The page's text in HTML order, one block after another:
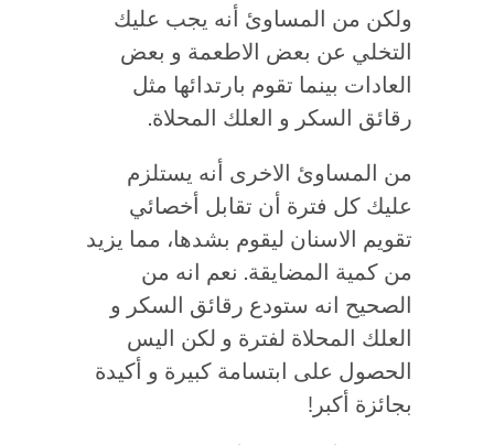
ولكن من المساوئ أنه يجب عليك
التخلي عن بعض الاطعمة و بعض
العادات بينما تقوم بارتدائها مثل
رقائق السكر و العلك المحلاة.
من المساوئ الاخرى أنه يستلزم
عليك كل فترة أن تقابل أخصائي
تقويم الاسنان ليقوم بشدها، مما يزيد
من كمية المضايقة. نعم انه من
الصحيح انه ستودع رقائق السكر و
العلك المحلاة لفترة و لكن اليس
الحصول على ابتسامة كبيرة و أكيدة
بجائزة أكبر!